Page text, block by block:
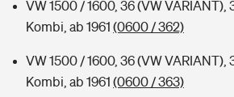
VW 1500 / 1600, 36 (VW VARIANT),
Kombi, ab 1961 (0600 / 362)
VW 1500 / 1600, 36 (VW VARIANT),
Kombi, ab 1961 (0600 / 363)